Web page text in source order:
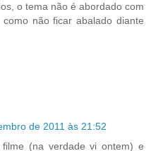
o tema não é abordado com
não ficar abalado diante
de 2011 às 21:52
(na verdade vi ontem) e